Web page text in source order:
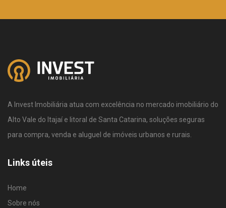
A Invest Imobiliária atua com excelência no mercado imobiliário do
Alto Vale do Itajaí e litoral de Santa Catarina, soluções seguras
para compra, venda e aluguel de imóveis urbanos e rurais.
Links úteis
Home
Sobre nós